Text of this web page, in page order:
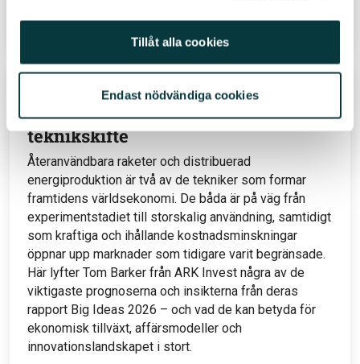
Tillåt alla cookies
Endast nödvändiga cookies
Läs hela inlägget
Återanvändbara raketer, nya
energisystem och nästa stora
teknikskifte
Återanvändbara raketer och distribuerad
energiproduktion är två av de tekniker som formar
framtidens världsekonomi. De båda är på väg från
experimentstadiet till storskalig användning, samtidigt
som kraftiga och ihållande kostnadsminskningar
öppnar upp marknader som tidigare varit begränsade.
Här lyfter Tom Barker från ARK Invest några av de
viktigaste prognoserna och insikterna från deras
rapport Big Ideas 2026 – och vad de kan betyda för
ekonomisk tillväxt, affärsmodeller och
innovationslandskapet i stort.